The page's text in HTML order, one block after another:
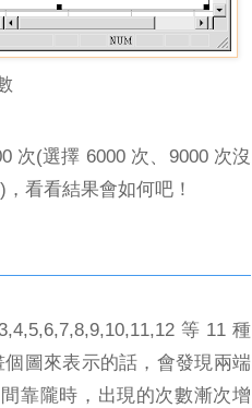
次(選擇 6000 次、9000 次沒
看看結果會如何吧！
等 11 種
圖來表示的話，會發現兩端
靠隴時，出現的次數漸次增